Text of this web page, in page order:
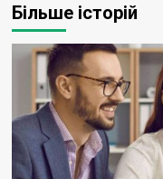
Більше історій